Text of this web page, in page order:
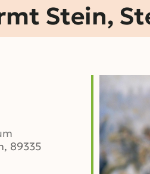
Stein,
89335